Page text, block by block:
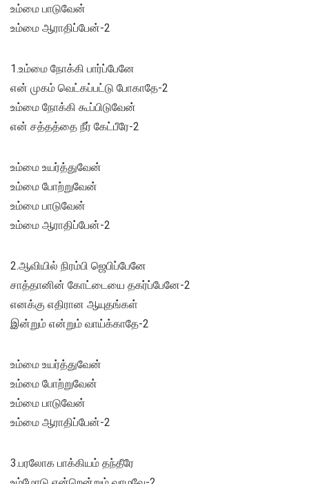
உம்மை பாடுவேன்
உம்மை ஆராதிப்பேன்-2
1.உம்மை நோக்கி பார்ப்பேனே
என் முகம் வெட்கப்பட்டு போகாதே-2
உம்மை நோக்கி கூப்பிடுவேன்
என் சத்தத்தை நீர் கேட்பீரே-2
உம்மை உயர்த்துவேன்
உம்மை போற்றுவேன்
உம்மை பாடுவேன்
உம்மை ஆராதிப்பேன்-2
2.ஆவியில் நிரம்பி ஜெபிப்பேனே
சாத்தானின் கோட்டையை தகர்ப்பேனே-2
எனக்கு எதிரான ஆயுதங்கள்
இன்றும் என்றும் வாய்க்காதே-2
உம்மை உயர்த்துவேன்
உம்மை போற்றுவேன்
உம்மை பாடுவேன்
உம்மை ஆராதிப்பேன்-2
3.பரலோக பாக்கியம் தந்தீரே